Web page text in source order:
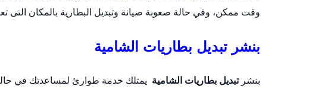
وقت ممكن، وفي حالة صعوبة صيانة وتبديل البطارية بالمكان التى
بنشر تبديل بطاريات الشامية
بنشرتبديل بطاريات الشامية يمتلك خدمة طوارئ لمساعدتك في